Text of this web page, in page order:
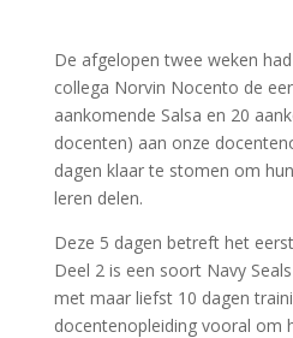
De afgelopen twee weken
collega Norvin Nocento de
aankomende Salsa en 20
docenten) aan onze
dagen klaar te stomen om
leren delen.
Deze 5 dagen betreft het
Deel 2 is een soort Navy
met maar liefst 10 dagen
docentenopleiding vooral om